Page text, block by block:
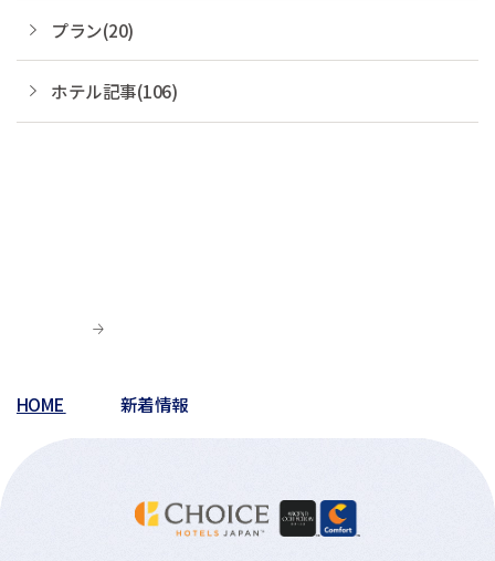
プラン(20)
ホテル記事(106)
HOME 新着情報